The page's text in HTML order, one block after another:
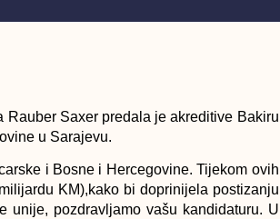
Rauber Saxerpredala je akreditive Bakiru
u Sarajevu.
i Bosne i Hercegovine. Tijekom ovih
KM),kako bi doprinijela postizanju
unije, pozdravljamo vašu kandidaturu. U